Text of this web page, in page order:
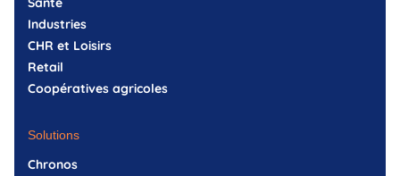
Industries
CHR et Loisirs
Retail
Coopératives agricoles
Solutions
Chronos